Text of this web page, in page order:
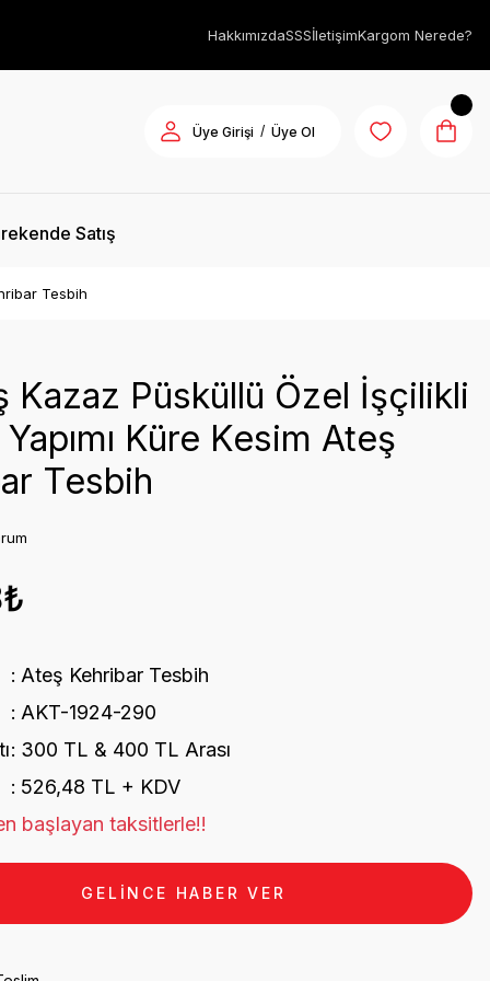
HakkımızdaSSSİletişimKargom Nerede?
Üye Girişi / Üye Ol
Satış
Tesbih
Kazaz Püsküllü Özel İşçilikli
Küre Kesim Ateş
Tesbih
Ateş Kehribar Tesbih
AKT-1924-290
300 TL & 400 TL Arası
526,48 TL + KDV
başlayan taksitlerle!!
GELİNCE HABER VER